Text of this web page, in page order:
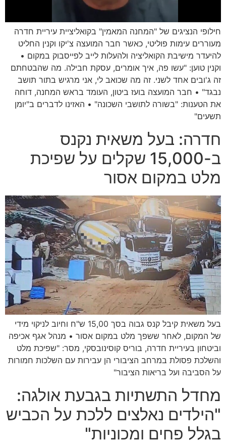
חילופי הנציגים של "המחנה המאמין" בקואליציית עיריית חדרה
מעוררים עימות פוליטי, כאשר חבר המועצה צ'יקו וקנין החליט
להיעדר מישיבת הקואליציה ולהעלות לייב לפייסבוק במקום •
וקנין טוען: "עשו פה, איך אומרים, עסקת חבילה. מה שהבטחתם
זה ג'ובים אחד לשני. זה מה שכואב לי, אני מרגיש בתור תושב
נבגד" • חבר המועצה בועז ביטון, העומד בראש המחנה, דוחה
את הטענות: "בשורה לתושבי השכונה" • האזינו לדברים ב"יומן
תשעים"
חדרה: בעל משאית נקנס
ב-15,000 שקלים על שפיכת
מלט במקום אסור
בעל משאית קיבל קנס גבוה בסך 15,00 ש"ח וחיוב לניקוי מידי
של המקום, לאחר ששפך מלט במקום אסור • מנהל אגף אכיפה
וביטחון בעיריית חדרה, בוריס קוסינובסקי, מסר: "שפיכת מלט
והשלכת פסולת במרחב הציבורי הן עבירות עם השלכות חמורות
על הסביבה ועל בריאות הציבור"
מחדל התשתיות בגבעת אולגה:
"הילדים נאלצים ללכת על הכביש
בגלל פחים ומכוניות"